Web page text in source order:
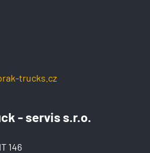
- servis s.r.o.
146